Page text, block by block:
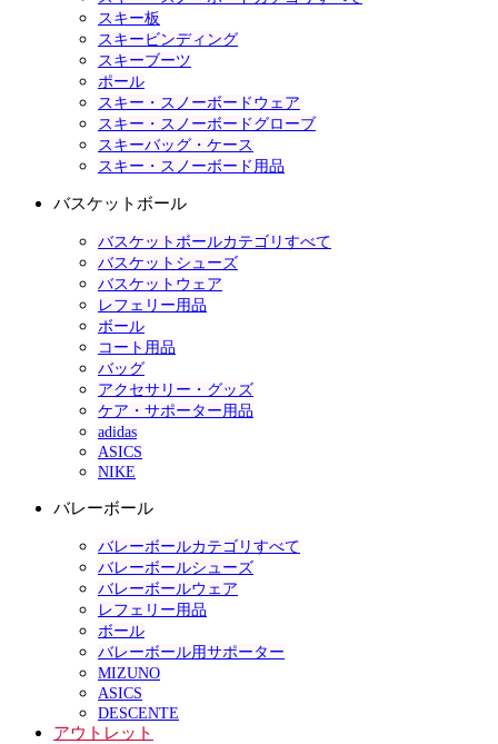
スキー板
スキービンディング
スキーブーツ
ポール
スキー・スノーボードウェア
スキー・スノーボードグローブ
スキーバッグ・ケース
スキー・スノーボード用品
バスケットボール
バスケットボールカテゴリすべて
バスケットシューズ
バスケットウェア
レフェリー用品
ボール
コート用品
バッグ
アクセサリー・グッズ
ケア・サポーター用品
adidas
ASICS
NIKE
バレーボール
バレーボールカテゴリすべて
バレーボールシューズ
バレーボールウェア
レフェリー用品
ボール
バレーボール用サポーター
MIZUNO
ASICS
DESCENTE
アウトレット